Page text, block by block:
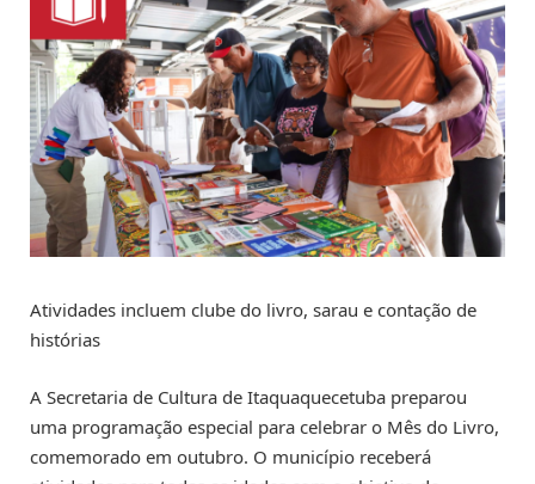
Atividades incluem clube do livro, sarau e contação de
histórias
A Secretaria de Cultura de Itaquaquecetuba preparou
uma programação especial para celebrar o Mês do Livro,
comemorado em outubro. O município receberá